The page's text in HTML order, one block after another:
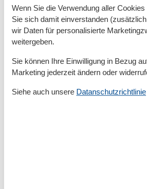
Kinder einrichtungen
Familienfreundlich
Serviceeinrichtungen
Backofen
Doppelbett
Wenn Sie die Verwendung aller
Sie sich damit einverstanden
wir Daten für personalisierte
weitergeben.
Sie können Ihre Einwilligung in Bezug
Marketing jederzeit ändern oder
Siehe auch unsere Datanschutzrichtlinie